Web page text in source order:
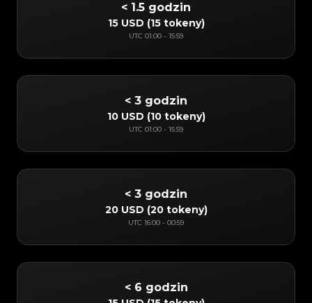
< 1.5 godzin
15 USD (15 tokeny)
UTC 01:00 - 15:59
< 3 godzin
10 USD (10 tokeny)
UTC 01:00 - 15:59
< 3 godzin
20 USD (20 tokeny)
UTC 16:00 - 00:59
< 6 godzin